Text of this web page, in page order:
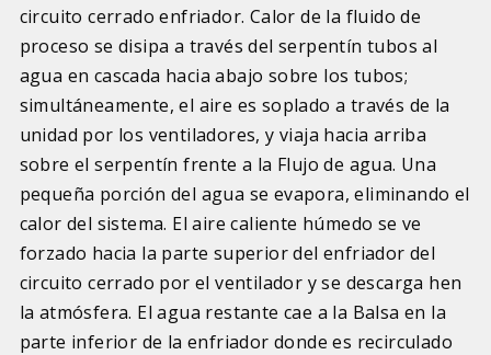
circuito cerrado enfriador. Calor de la fluido de
proceso se disipa a través del serpentín tubos al
agua en cascada hacia abajo sobre los tubos;
simultáneamente, el aire es soplado a través de la
unidad por los ventiladores, y viaja hacia arriba
sobre el serpentín frente a la Flujo de agua. Una
pequeña porción del agua se evapora, eliminando el
calor del sistema. El aire caliente húmedo se ve
forzado hacia la parte superior del enfriador del
circuito cerrado por el ventilador y se descarga hen
la atmósfera. El agua restante cae a la Balsa en la
parte inferior de la enfriador donde es recirculado